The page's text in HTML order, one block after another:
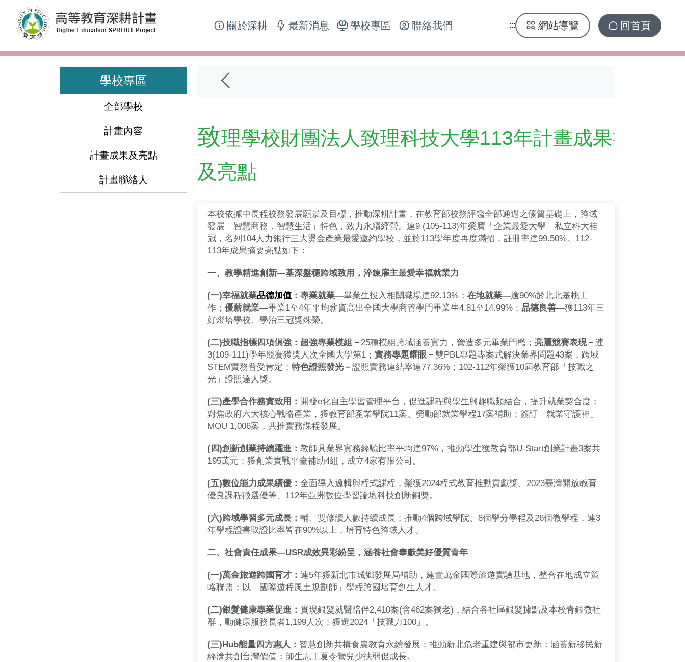
跳到主要內容區塊
關於深耕 最新消息 學校專區 聯絡我們 ::: 網站導覽 回首頁
學校專區
全部學校
計畫內容
計畫成果及亮點
計畫聯絡人
致理學校財團法人致理科技大學113年計畫成果
及亮點
本校依據中長程校務發展願景及目標，推動深耕計畫，在教育部校務評鑑全部通過之優質基礎上，跨域
發展「智慧商務．智慧生活」特色，致力永續經營。連9 (105-113)年榮膺「企業最愛大學」私立科大桂
冠，名列104人力銀行三大燙金產業最愛邀約學校，並於113學年度再度滿招，註冊率達99.50%。112-
113年成果摘要亮點如下：
一、教學精進創新—基深盤穩跨域致用，淬鍊雇主最愛幸福就業力
(一)幸福就業品德加值 ：專業就業—畢業生投入相關職場達92.13%； 在地就業—逾90%於北北基桃工
作； 優薪就業—畢業1至4年平均薪資高出全國大學商管學門畢業生4.81至14.99%； 品德良善—獲113年三
好燈塔學校、學治三冠獎殊榮。
(二)技職指標四項俱強：超強專業模組－ 25種模組跨域涵養實力，營造多元畢業門檻； 亮麗競賽表現－ 連
3(109-111)學年競賽獲獎人次全國大學第1； 實務專題耀眼－ 雙PBL專題專案式解決業界問題43案，跨域
STEM實務普受肯定； 特色證照發光－ 證照實務連結率達77.36%；102-112年榮獲10屆教育部「技職之
光」證照達人獎。
(三)產學合作務實致用： 開發e化自主學習管理平台，促進課程與學生興趣職類結合，提升就業契合度；
對焦政府六大核心戰略產業，獲教育部產業學院11案、勞動部就業學程17案補助；簽訂「就業守護神」
MOU 1,006案，共推實務課程發展。
(四)創新創業持續躍進： 教師具業界實務經驗比率平均達97%，推動學生獲教育部U-Start創業計畫3案共
195萬元；獲創業實戰平臺補助4組，成立4家有限公司。
(五)數位能力成果續優： 全面導入邏輯與程式課程，榮獲2024程式教育推動貢獻獎、2023臺灣開放教育
優良課程徵選優等、112年亞洲數位學習論壇科技創新銅獎。
(六)跨域學習多元成長： 輔、雙修讀人數持續成長；推動4個跨域學院、8個學分學程及26個微學程，連3
年學程證書取證比率皆在90%以上，培育特色跨域人才。
二、社會責任成果—USR成效異彩紛呈，涵養社會奉獻美好優質青年
(一)萬金旅遊跨國育才： 連5年獲新北市城鄉發展局補助，建置萬金國際旅遊實驗基地，整合在地成立策
略聯盟；以「國際遊程風土規劃師」學程跨國培育創生人才。
(二)銀髮健康專業促進： 實現銀髮就醫陪伴2,410案(含462案獨老)，結合各社區銀髮據點及本校青銀微社
群，動健康服務長者1,199人次；獲選2024「技職力100」。
(三)Hub能量四方惠人： 智慧創新共構食農教育永續發展；推動新北危老重建與都市更新；涵養新移民新
經濟共創台灣價值；師生志工夏令營兒少扶弱促成長。